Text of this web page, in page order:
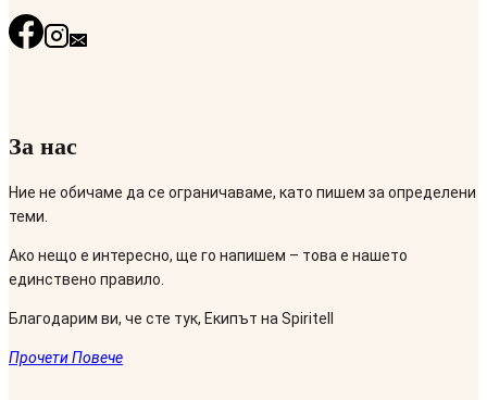
За нас
Ние не обичаме да се ограничаваме, като пишем за определени
теми.
Ако нещо е интересно, ще го напишем – това е нашето
единствено правило.
Благодарим ви, че сте тук, Екипът на Spiritell
Прочети Повече